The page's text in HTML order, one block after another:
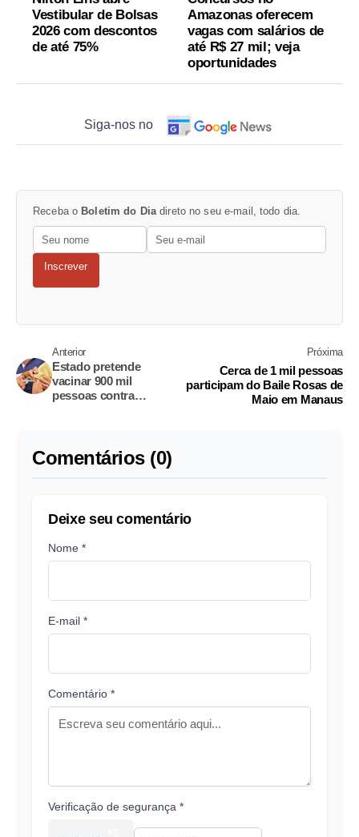
Vestibular de Bolsas
2026 com descontos
de até 75%
Amazonas oferecem
vagas com salários de
até R$ 27 mil; veja
oportunidades
Siga-nos no
Receba o Boletim do Dia direto no seu e-mail, todo dia.
Inscrever
Anterior
Estado pretende
vacinar 900 mil
pessoas contra
Próxima
Cerca de 1 mil pessoas
participam do Baile Rosas de
Maio em Manaus
Comentários (0)
Deixe seu comentário
Nome *
E-mail *
Comentário *
Verificação de segurança *